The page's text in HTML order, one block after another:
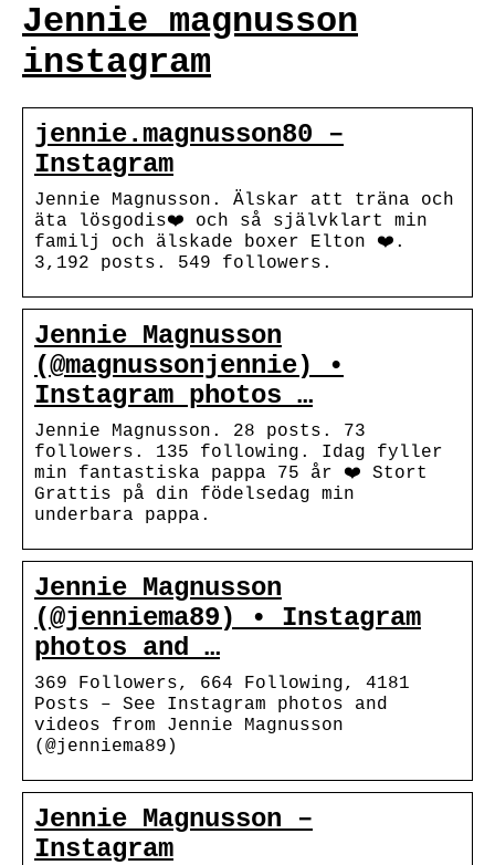
Jennie magnusson
instagram
jennie.magnusson80 –
Instagram
Jennie Magnusson. Älskar att träna och
äta lösgodis❤️ och så självklart min
familj och älskade boxer Elton ❤️.
3,192 posts. 549 followers.
Jennie Magnusson
(@magnussonjennie) •
Instagram photos …
Jennie Magnusson. 28 posts. 73
followers. 135 following. Idag fyller
min fantastiska pappa 75 år ❤️ Stort
Grattis på din födelsedag min
underbara pappa.
Jennie Magnusson
(@jenniema89) • Instagram
photos and …
369 Followers, 664 Following, 4181
Posts – See Instagram photos and
videos from Jennie Magnusson
(@jenniema89)
Jennie Magnusson –
Instagram